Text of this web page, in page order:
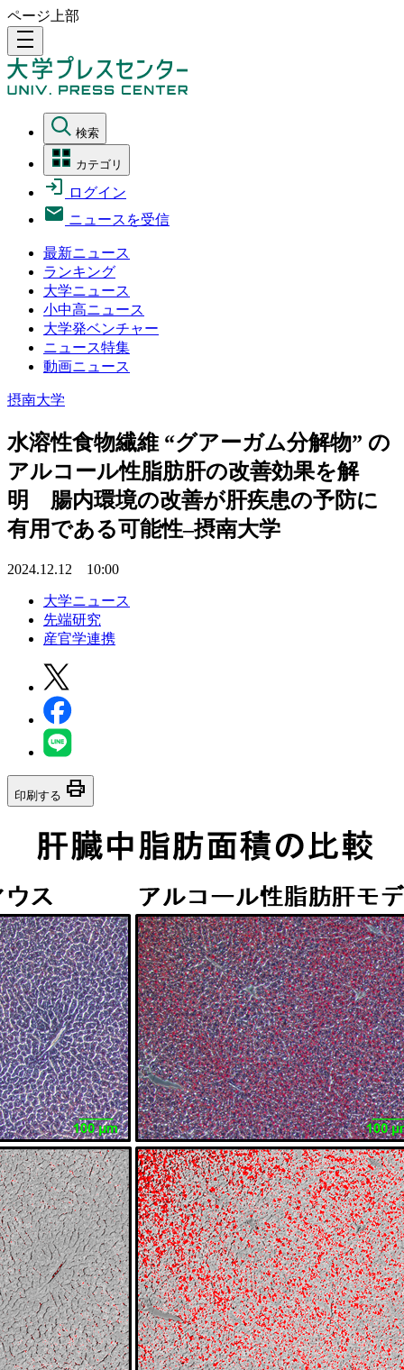
ページ上部
density_medium
検索
カテゴリ
ログイン
ニュースを受信
最新ニュース
ランキング
大学ニュース
小中高ニュース
大学発ベンチャー
ニュース特集
動画ニュース
摂南大学
水溶性食物繊維 “グアーガム分解物” の
アルコール性脂肪肝の改善効果を解
明 腸内環境の改善が肝疾患の予防に
有用である可能性–摂南大学
2024.12.12 10:00
大学ニュース
先端研究
産官学連携
印刷する print